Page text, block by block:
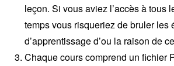
leçon. Si vous aviez l’accès à tous
temps vous risqueriez de bruler les
d’apprentissage d’ou la raison de
Chaque cours comprend un fichier